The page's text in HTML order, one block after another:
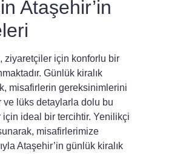
Ataşehir’in
ziyaretçiler için konforlu bir
Günlük kiralık
misafirlerin gereksinimlerini
ve lüks detaylarla dolu bu
ideal bir tercihtir. Yenilikçi
misafirlerimize
Ataşehir’in günlük kiralık